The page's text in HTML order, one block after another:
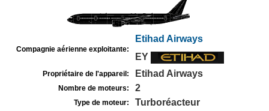
Compagnie aérienne exploitante:
Etihad Airways
EY
Propriétaire de l'appareil: Etihad Airways
Nombre de moteurs: 2
Type de moteur: Turboréacteur